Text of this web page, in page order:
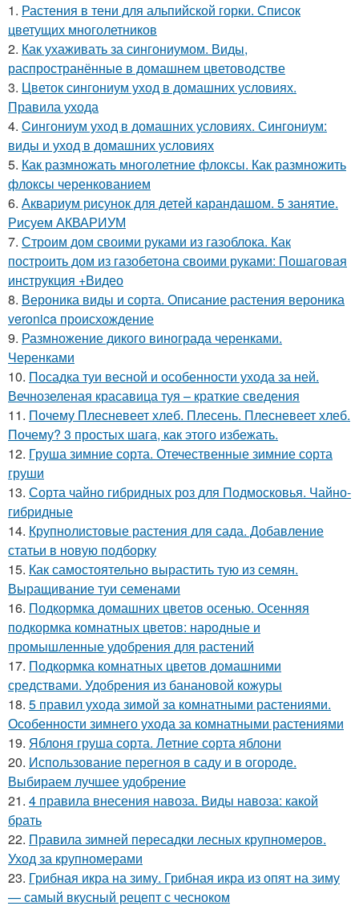
1. Растения в тени для альпийской горки. Список
цветущих многолетников
2. Как ухаживать за сингониумом. Виды,
распространённые в домашнем цветоводстве
3. Цветок сингониум уход в домашних условиях.
Правила ухода
4. Cингониум уход в домашних условиях. Сингониум:
виды и уход в домашних условиях
5. Как размножать многолетние флоксы. Как размножить
флоксы черенкованием
6. Аквариум рисунок для детей карандашом. 5 занятие.
Рисуем АКВАРИУМ
7. Строим дом своими руками из газоблока. Как
построить дом из газобетона своими руками: Пошаговая
инструкция +Видео
8. Вероника виды и сорта. Описание растения вероника
veronica происхождение
9. Размножение дикого винограда черенками.
Черенками
10. Посадка туи весной и особенности ухода за ней.
Вечнозеленая красавица туя – краткие сведения
11. Почему Плесневеет хлеб. Плесень. Плесневеет хлеб.
Почему? 3 простых шага, как этого избежать.
12. Груша зимние сорта. Отечественные зимние сорта
груши
13. Сорта чайно гибридных роз для Подмосковья. Чайно-
гибридные
14. Крупнолистовые растения для сада. Добавление
статьи в новую подборку
15. Как самостоятельно вырастить тую из семян.
Выращивание туи семенами
16. Подкормка домашних цветов осенью. Осенняя
подкормка комнатных цветов: народные и
промышленные удобрения для растений
17. Подкормка комнатных цветов домашними
средствами. Удобрения из банановой кожуры
18. 5 правил ухода зимой за комнатными растениями.
Особенности зимнего ухода за комнатными растениями
19. Яблоня груша сорта. Летние сорта яблони
20. Использование перегноя в саду и в огороде.
Выбираем лучшее удобрение
21. 4 правила внесения навоза. Виды навоза: какой
брать
22. Правила зимней пересадки лесных крупномеров.
Уход за крупномерами
23. Грибная икра на зиму. Грибная икра из опят на зиму
— самый вкусный рецепт с чесноком